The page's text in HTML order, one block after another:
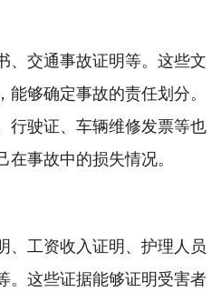
、交通事故证明等。这些文
够确定事故的责任划分。
行驶证、车辆维修发票等也
事故中的损失情况。
、工资收入证明、护理人员
。这些证据能够证明受害者